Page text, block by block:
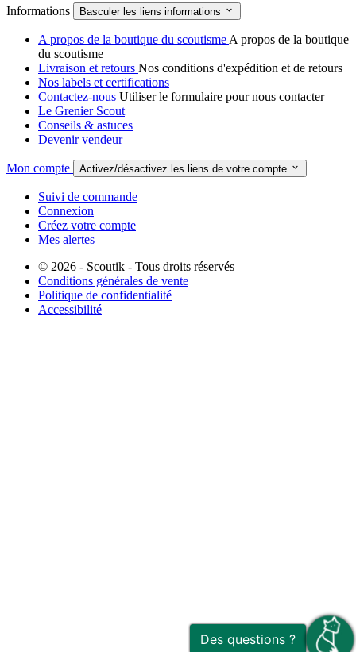
Informations Basculer les liens informations 
A propos de la boutique du scoutismeA propos de la boutique
du scoutisme
Livraison et retours Nos conditions d'expédition et de retours
Nos labels et certifications
Contactez-nous Utiliser le formulaire pour nous contacter
Le Grenier Scout
Conseils & astuces
Devenir vendeur
Mon compte Activez/désactivez les liens de votre compte 
Suivi de commande
Connexion
Créez votre compte
Mes alertes
© 2026 - Scoutik - Tous droits réservés
Conditions générales de vente
Politique de confidentialité
Accessibilité